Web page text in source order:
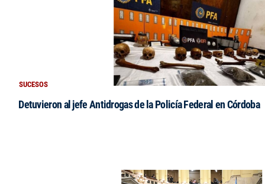
SUCESOS
Detuvieron al jefe Antidrogas de la Policía Federal en Córdoba